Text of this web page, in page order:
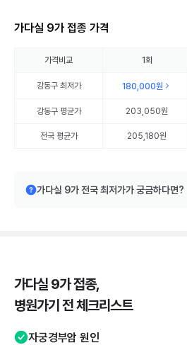
가다실 9가 접종 가격
가격비교 1회
강동구최저가 180,000원
강동구평균가 203,050원
전국 평균가 205,180원
가다실 9가 전국 최저가가 궁금하다면?
가다실 9가 접종,
병원가기 전 체크리스트
자궁경부암 원인